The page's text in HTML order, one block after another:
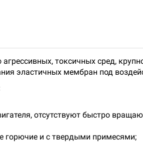
токсичных сред,
эластичных мембран под
отсутствуют быстро
горючие и с твердыми примесями;